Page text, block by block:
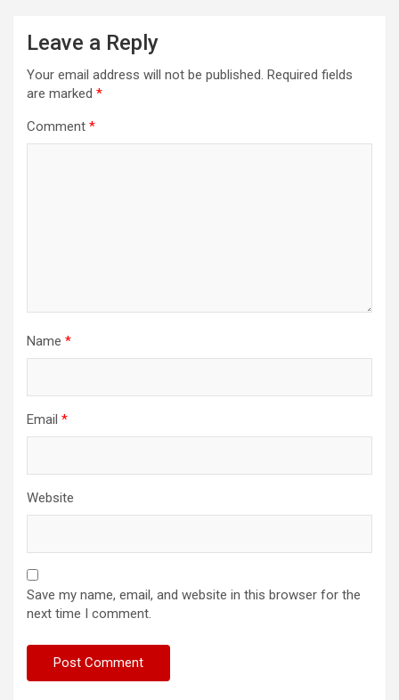
Leave a Reply
Your email address will not be published. Required fields
are marked *
Comment *
Name *
Email *
Website
Save my name, email, and website in this browser for the
next time I comment.